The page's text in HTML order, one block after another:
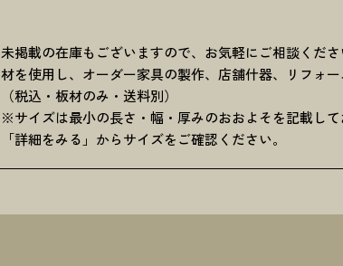
未掲載の在庫もございますので、お気軽にご相談くださ
材を使用し、オーダー家具の製作、店舗什器、リフォー
（税込・板材のみ・送料別）
※サイズは最小の長さ・幅・厚みのおおよそを記載して
「詳細をみる」からサイズをご確認ください。